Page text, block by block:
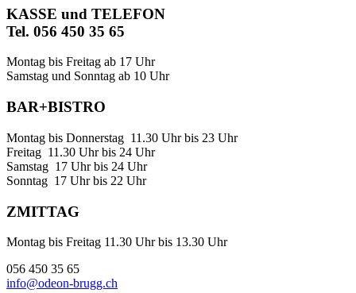
KASSE und TELEFON
Tel. 056 450 35 65
Montag bis Freitag ab 17 Uhr
Samstag und Sonntag ab 10 Uhr
BAR+BISTRO
Montag bis Donnerstag 11.30 Uhr bis 23 Uhr
Freitag 11.30 Uhr bis 24 Uhr
Samstag 17 Uhr bis 24 Uhr
Sonntag 17 Uhr bis 22 Uhr
ZMITTAG
Montag bis Freitag 11.30 Uhr bis 13.30 Uhr
056 450 35 65
info@odeon-brugg.ch